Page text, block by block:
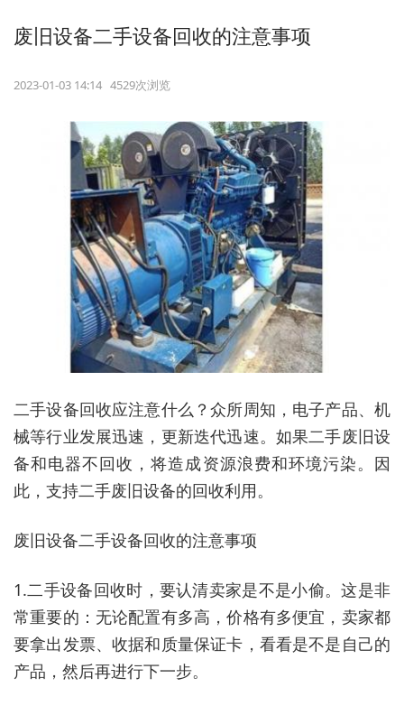
废旧设备二手设备回收的注意事项
2023-01-03 14:14 4529次浏览
二手设备回收应注意什么？众所周知，电子产品、机
械等行业发展迅速，更新迭代迅速。如果二手废旧设
备和电器不回收，将造成资源浪费和环境污染。因
此，支持二手废旧设备的回收利用。
废旧设备二手设备回收的注意事项
1.二手设备回收时，要认清卖家是不是小偷。这是非
常重要的：无论配置有多高，价格有多便宜，卖家都
要拿出发票、收据和质量保证卡，看看是不是自己的
产品，然后再进行下一步。